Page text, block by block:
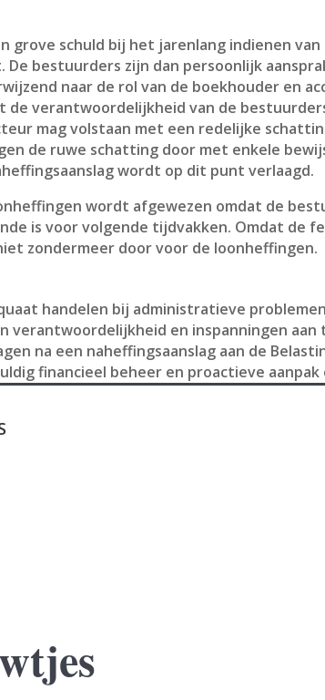
grove schuld bij het jarenlang indienen
bestuurders zijn dan persoonlijk
naar de rol van de boekhouder en
verantwoordelijkheid van de
mag volstaan met een redelijke
de ruwe schatting door met enkele
wordt op dit punt verlaagd.
wordt afgewezen omdat de
is voor volgende tijdvakken. Omdat de
zondermeer door voor de loonheffingen.
handelen bij administratieve
verantwoordelijkheid en inspanningen aan
na een naheffingsaanslag aan de
financieel beheer en proactieve